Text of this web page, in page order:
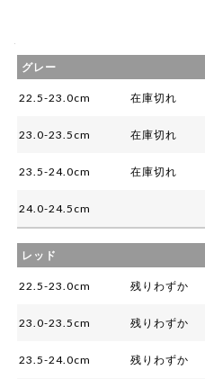
グレー
22.5-23.0cm 在庫切れ
23.0-23.5cm 在庫切れ
23.5-24.0cm 在庫切れ
24.0-24.5cm
レッド
22.5-23.0cm 残りわずか
23.0-23.5cm 残りわずか
23.5-24.0cm 残りわずか